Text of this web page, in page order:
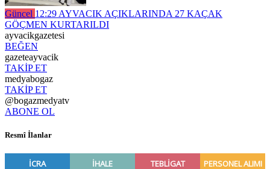
Güncel 12:29 AYVACIK AÇIKLARINDA 27 KAÇAK
GÖÇMEN KURTARILDI
ayvacikgazetesi
BEĞEN
gazeteayvacik
TAKİP ET
medyabogaz
TAKİP ET
@bogazmedyatv
ABONE OL
Resmî İlanlar